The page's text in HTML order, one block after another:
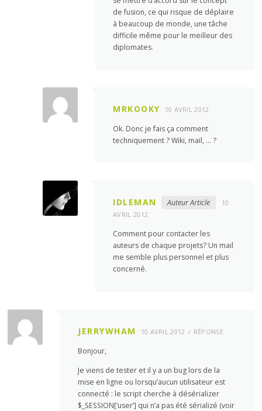
de fusion, ce qui risque de déplaire
à beaucoup de monde, une tâche
difficile même pour le meilleur des
diplomates.
MRKOOKY 10 AVRIL 2012
Ok. Donc je fais ça comment
techniquement ? Wiki, mail, … ?
IDLEMAN Auteur Article
10
AVRIL 2012
Comment pour contacter les
auteurs de chaque projets? Un mail
me semble plus personnel et plus
concerné.
JERRYWHAM 10 AVRIL 2012 RÉPONSE
Bonjour,
Je viens de tester et il y a un bug lors de la
mise en ligne ou lorsqu’aucun utilisateur est
connecté : le script cherche à désérializer
$_SESSION[‘user’] qui n’a pas été sérializé (voir